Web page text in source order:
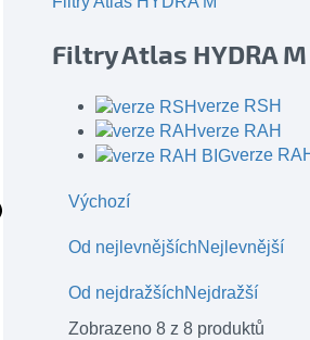
Filtry Atlas HYDRA M
verze RSH
verze RAH
verze
Výchozí
Od nejlevnějšíchNejlevnější
Od nejdražšíchNejdražší
Zobrazeno 8 z 8 produktů